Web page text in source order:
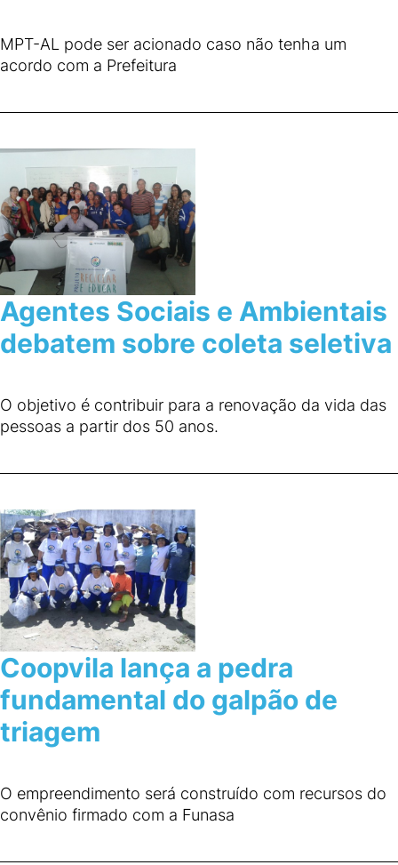
MPT-AL pode ser acionado caso não tenha um
acordo com a Prefeitura
Agentes Sociais e Ambientais
debatem sobre coleta seletiva
O objetivo é contribuir para a renovação da vida das
pessoas a partir dos 50 anos.
Coopvila lança a pedra
fundamental do galpão de
triagem
O empreendimento será construído com recursos do
convênio firmado com a Funasa